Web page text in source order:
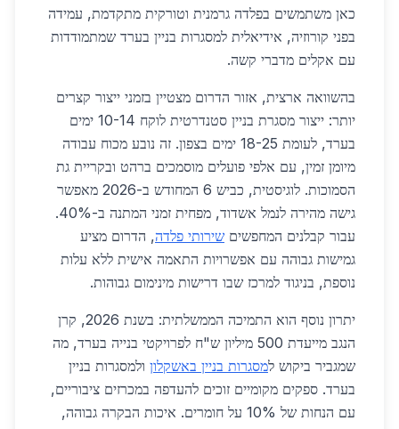
כאן משתמשים בפלדה גרמנית וטורקית מתקדמת, עמידה
בפני קורוזיה, אידיאלית למסגרות בניין בערד שמתמודדות
עם אקלים מדברי קשה.
בהשוואה ארצית, אזור הדרום מצטיין בזמני ייצור קצרים
יותר: ייצור מסגרת בניין סטנדרטית לוקח 10-14 ימים
בערד, לעומת 18-25 ימים בצפון. זה נובע מכוח עבודה
מיומן זמין, עם אלפי פועלים מוסמכים ברהט ובקריית גת
הסמוכות. לוגיסטית, כביש 6 המחודש ב-2026 מאפשר
גישה מהירה לנמל אשדוד, מפחית זמני המתנה ב-40%.
עבור קבלנים המחפשים שירותי פלדה, הדרום מציע
גמישות גבוהה עם אפשרויות התאמה אישית ללא עלות
נוספת, בניגוד למרכז שבו דרישות מינימום גבוהות.
יתרון נוסף הוא התמיכה הממשלתית: בשנת 2026, קרן
הנגב מייעדת 500 מיליון ש"ח לפרויקטי בנייה בערד, מה
שמגביר ביקוש למסגרות בניין באשקלון ולמסגרות בניין
בערד. ספקים מקומיים זוכים להעדפה במכרזים ציבוריים,
עם הנחות של 10% על חומרים. איכות הבקרה גבוהה,